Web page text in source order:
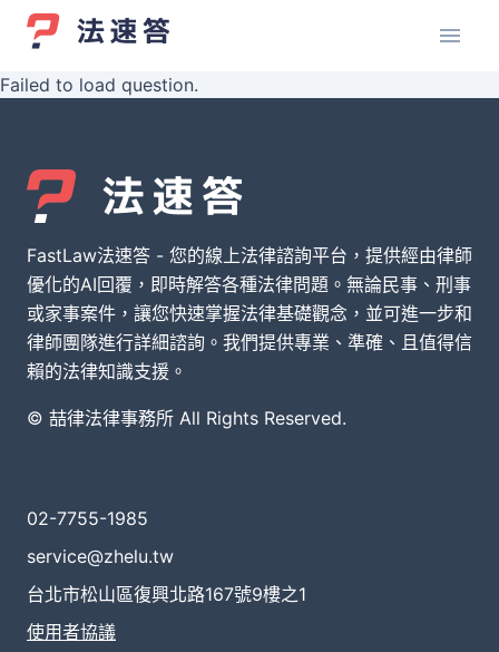
Failed to load question.
FastLaw法速答 - 您的線上法律諮詢平台，提供經由律師
優化的AI回覆，即時解答各種法律問題。無論民事、刑事
或家事案件，讓您快速掌握法律基礎觀念，並可進一步和
律師團隊進行詳細諮詢。我們提供專業、準確、且值得信
賴的法律知識支援。
© 喆律法律事務所 All Rights Reserved.
02-7755-1985
service@zhelu.tw
台北市松山區復興北路167號9樓之1
使用者協議